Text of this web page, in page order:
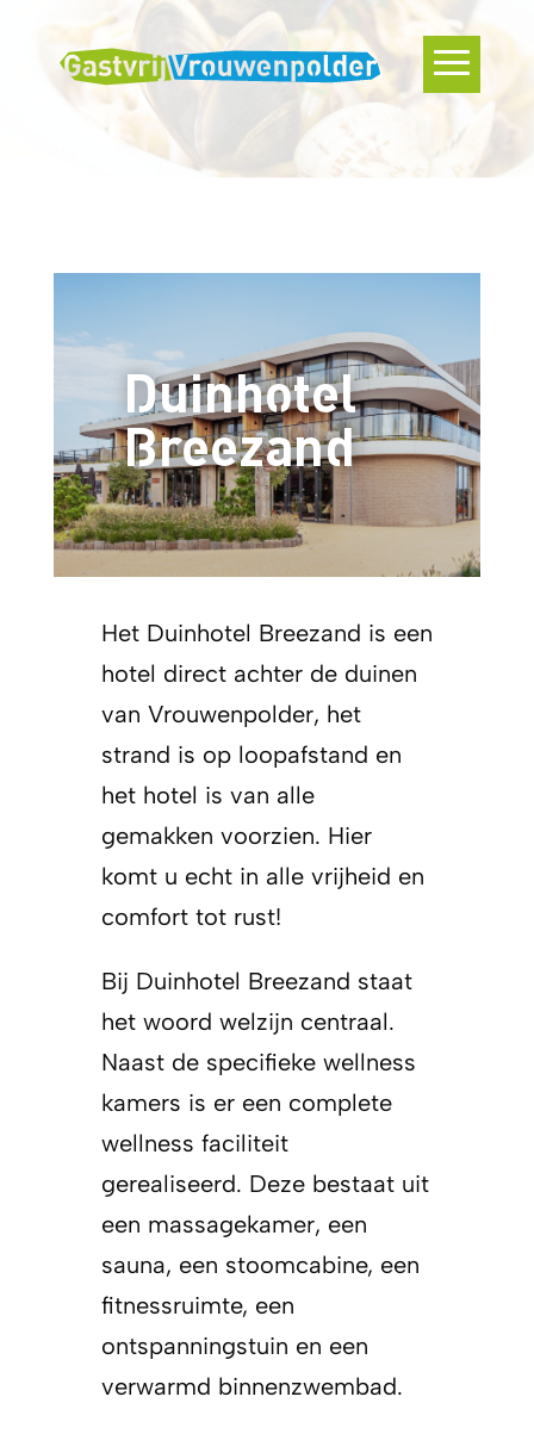
Duinhotel
Breezand
Het Duinhotel Breezand is een
hotel direct achter de duinen
van Vrouwenpolder, het
strand is op loopafstand en
het hotel is van alle
gemakken voorzien. Hier
komt u echt in alle vrijheid en
comfort tot rust!
Bij Duinhotel Breezand staat
het woord welzijn centraal.
Naast de specifieke wellness
kamers is er een complete
wellness faciliteit
gerealiseerd. Deze bestaat uit
een massagekamer, een
sauna, een stoomcabine, een
fitnessruimte, een
ontspanningstuin en een
verwarmd binnenzwembad.